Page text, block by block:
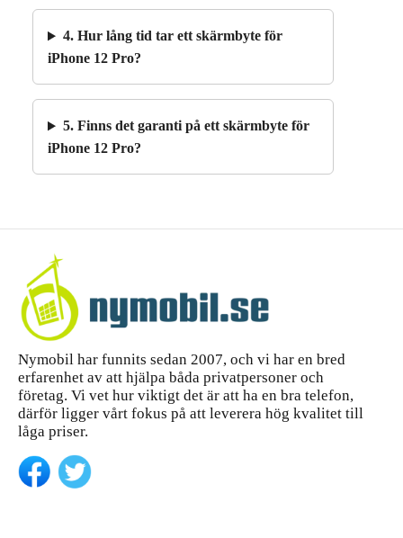
4. Hur lång tid tar ett skärmbyte för
iPhone 12 Pro?
5. Finns det garanti på ett skärmbyte för
iPhone 12 Pro?
Nymobil har funnits sedan 2007, och vi har en bred
erfarenhet av att hjälpa båda privatpersoner och
företag. Vi vet hur viktigt det är att ha en bra telefon,
därför ligger vårt fokus på att leverera hög kvalitet till
låga priser.